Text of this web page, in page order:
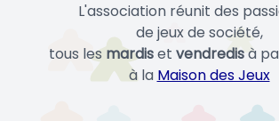
L'association réunit des
de jeux de société,
tous lesmardiset vendredisà
à la Maison des Jeux